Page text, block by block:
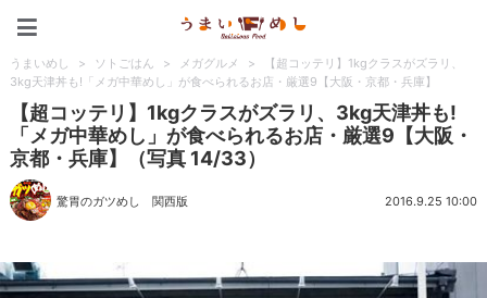
うまいめし > ソトごはん > メガグルメ >
【超コッテリ】1kgクラスがズラリ、
3kg天津丼も!「メガ中華めし」が食べられるお店・厳選9【大阪・京都・兵庫】
【超コッテリ】1kgクラスがズラリ、3kg天津丼も!
「メガ中華めし」が食べられるお店・厳選9【大阪・
京都・兵庫】（写真 14/33）
驚胃のガツめし 関西版 2016.9.25 10:00